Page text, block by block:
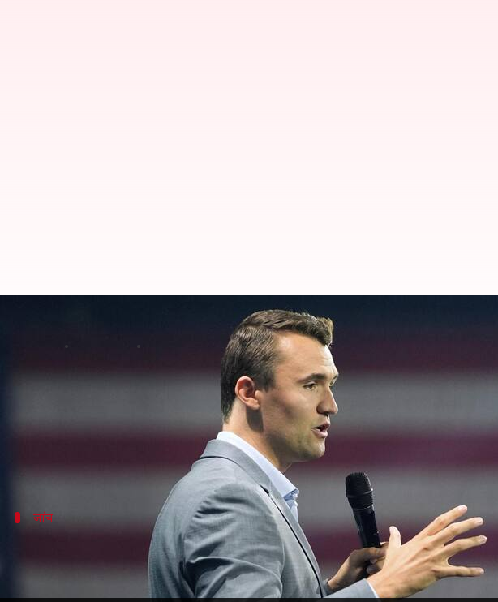
डोनाल्ड ट्रंप ने बताया, चार्ली किर्क का संदिग्ध हत्यारा
अमेरिकाके राष्ट्रपतिडोनाल्ड ट्रंपने शुक्रवार को कहा कि रूढ़िवादी कार्यकर्ता चार्ली
को दिए एक साक्षात्कार में कहा, "मुझे लगता है कि वह हमारे
जांच
FBI ने जारी किया था आरोपी का वीडियो और तस्वीरें
इससे पहले FBI ने संदिग्ध हमलावर की कुछ नई तस्वीरें जारी की थी, जिसमें आरोपी
उसने अमेरिकी झंडे वाली काली टी-शर्ट और जींस पहन रखी है और कंथे पर बैग है।